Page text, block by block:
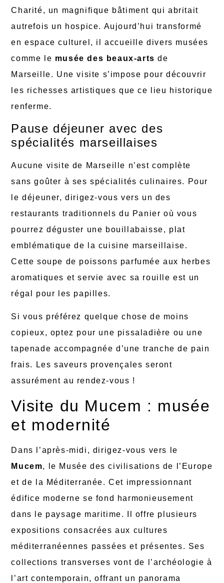
Charité, un magnifique bâtiment qui abritait
autrefois un hospice. Aujourd’hui transformé
en espace culturel, il accueille divers musées
comme le musée des beaux-arts de
Marseille. Une visite s’impose pour découvrir
les richesses artistiques que ce lieu historique
renferme.
Pause déjeuner avec des
spécialités marseillaises
Aucune visite de Marseille n’est complète
sans goûter à ses spécialités culinaires. Pour
le déjeuner, dirigez-vous vers un des
restaurants traditionnels du Panier où vous
pourrez déguster une bouillabaisse, plat
emblématique de la cuisine marseillaise.
Cette soupe de poissons parfumée aux herbes
aromatiques et servie avec sa rouille est un
régal pour les papilles.
Si vous préférez quelque chose de moins
copieux, optez pour une pissaladière ou une
tapenade accompagnée d’une tranche de pain
frais. Les saveurs provençales seront
assurément au rendez-vous !
Visite du Mucem : musée
et modernité
Dans l’après-midi, dirigez-vous vers le
Mucem, le Musée des civilisations de l’Europe
et de la Méditerranée. Cet impressionnant
édifice moderne se fond harmonieusement
dans le paysage maritime. Il offre plusieurs
expositions consacrées aux cultures
méditerranéennes passées et présentes. Ses
collections transverses vont de l’archéologie à
l’art contemporain, offrant un panorama